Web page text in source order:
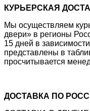
КУРЬЕРСКАЯ
Мы осуществляем
двери» в регионы
15 дней в
представлены в
просчитывается
ДОСТАВКА ПО